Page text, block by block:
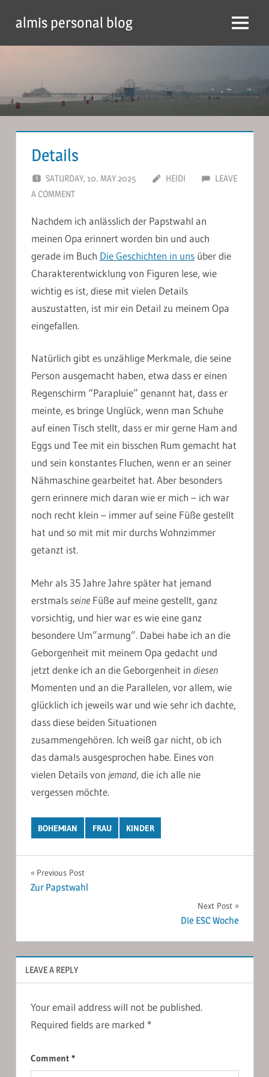
content
almis personal blog Menu
Details
SATURDAY, 10. MAY 2025 HEIDI
LEAVE
A COMMENT
Nachdem ich anlässlich der Papstwahl an
meinen Opa erinnert worden bin und auch
gerade im Buch Die Geschichten in uns über die
Charakterentwicklung von Figuren lese, wie
wichtig es ist, diese mit vielen Details
auszustatten, ist mir ein Detail zu meinem Opa
eingefallen.
Natürlich gibt es unzählige Merkmale, die seine
Person ausgemacht haben, etwa dass er einen
Regenschirm “Parapluie” genannt hat, dass er
meinte, es bringe Unglück, wenn man Schuhe
auf einen Tisch stellt, dass er mir gerne Ham and
Eggs und Tee mit ein bisschen Rum gemacht hat
und sein konstantes Fluchen, wenn er an seiner
Nähmaschine gearbeitet hat. Aber besonders
gern erinnere mich daran wie er mich – ich war
noch recht klein – immer auf seine Füße gestellt
hat und so mit mit mir durchs Wohnzimmer
getanzt ist.
Mehr als 35 Jahre Jahre später hat jemand
erstmals seineFüße auf meine gestellt, ganz
vorsichtig, und hier war es wie eine ganz
besondere Um”armung”. Dabei habe ich an die
Geborgenheit mit meinem Opa gedacht und
jetzt denke ich an die Geborgenheit in diesen
Momenten und an die Parallelen, vor allem, wie
glücklich ich jeweils war und wie sehr ich dachte,
dass diese beiden Situationen
zusammengehören. Ich weiß gar nicht, ob ich
das damals ausgesprochen habe. Eines von
vielen Details von jemand, die ich alle nie
vergessen möchte.
BOHEMIAN FRAU KINDER
Post
navigation
Previous Post
Zur Papstwahl
Next Post
Die ESC Woche
LEAVE A REPLY
Your email address will not be published.
Required fields are marked *
Comment *